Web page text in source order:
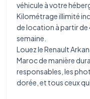
véhicule à votre
Kilométrage illimité
de location à partir
semaine.
Louez le Renault
Maroc de manière
responsables, les
dorée, et tous ceux